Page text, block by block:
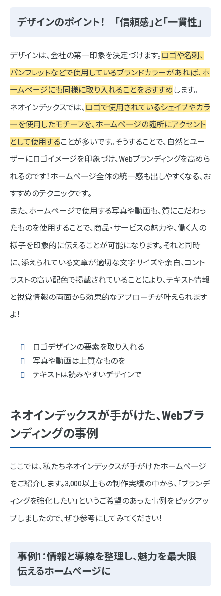
デザインのポイント！ 「信頼感」と「一貫性」
デザインは、会社の第一印象を決定づけます。 ロゴや名刺、
パンフレットなどで使用しているブランドカラーがあれば、ホ
ームページにも同様に取り入れることをおすすめ します。
ネオインデックスでは、 ロゴで使用されているシェイプやカラ
ーを使用したモチーフを、ホームページの随所にアクセント
として使用することが多いです。そうすることで、自然とユー
ザーにロゴイメージを印象づけ、Webブランディングを高めら
れるのです！ホームページ全体の統一感も出しやすくなる、お
すすめのテクニックです。
また、ホームページで使用する写真や動画も、質にこだわっ
たものを使用することで、商品・サービスの魅力や、働く人の
様子を印象的に伝えることが可能になります。それと同時
に、添えられている文章が適切な文字サイズや余白、コント
ラストの高い配色で掲載されていることにより、テキスト情報
と視覚情報の両面から効果的なアプローチが叶えられます
よ！
ロゴデザインの要素を取り入れる
写真や動画は上質なものを
テキストは読みやすいデザインで
ネオインデックスが手がけた、Webブラ
ンディングの事例
ここでは、私たちネオインデックスが手がけたホームページ
をご紹介します。3,000以上もの制作実績の中から、「ブランデ
ィングを強化したい」というご希望のあった事例をピックアッ
プしましたので、ぜひ参考にしてみてください！
事例1：情報と導線を整理し、魅力を最大限
伝えるホームページに